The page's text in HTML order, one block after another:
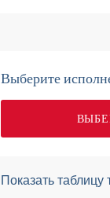
Выберите
Показать таблицу